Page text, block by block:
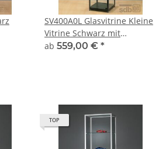
SV400A0L Glasvitrine Kleine
Vitrine Schwarz mit
Beleuchtung abschließbar
ab 559,00 € *
TOP